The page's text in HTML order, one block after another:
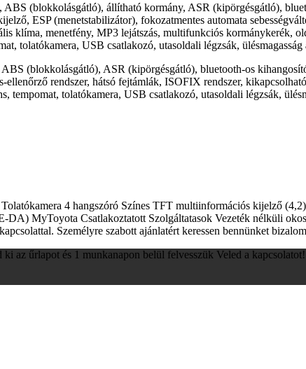
ABS (blokkolásgátló), állítható kormány, ASR (kipörgésgátló),
ESP (menetstabilizátor), fokozatmentes automata
klíma, menetfény, MP3 lejátszás, multifunkciós kormánykerék,
tolatókamera, USB csatlakozó, utasoldali légzsák,
ABS (blokkolásgátló), ASR (kipörgésgátló), bluetooth-os
ellenőrző rendszer, hátsó fejtámlák, ISOFIX rendszer,
tempomat, tolatókamera, USB csatlakozó, utasoldali légzsák,
4 hangszóró Színes TFT multiinformációs kijelző
DA) MyToyota Csatlakoztatott Szolgáltatasok Vezeték nélküli
Személyre szabott ajánlatért keressen bennünket
az űrlapot és 1 munkanapon belül felvesszük Veled a kapcsolatot!